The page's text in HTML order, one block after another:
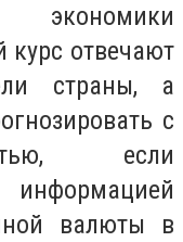
экономики
курс отвечают
страны, а
с
если
валюты в